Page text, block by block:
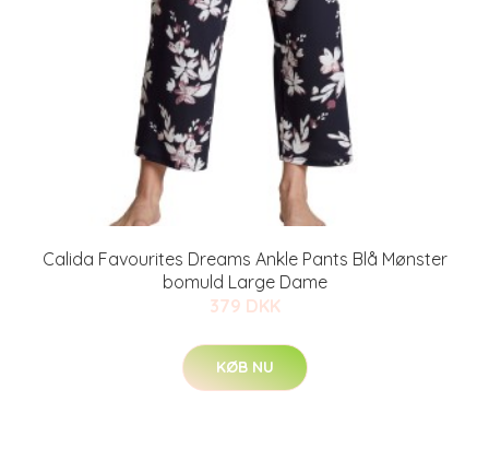
Calida Favourites Dreams Ankle Pants Blå Mønster
bomuld Large Dame
379 DKK
KØB NU